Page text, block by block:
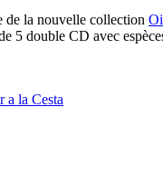
la nouvelle collection
5 double CD avec
a la Cesta